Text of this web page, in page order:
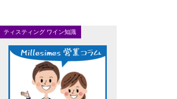
ティスティング ワイン知識